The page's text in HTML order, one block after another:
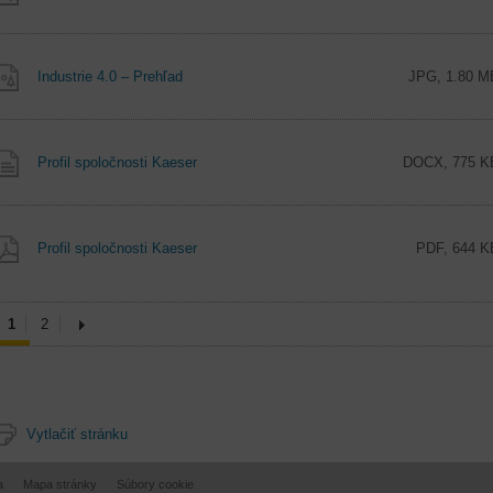
Industrie 4.0 – Prehľad JPG, 1.80
Profil spoločnosti Kaeser DOCX, 775
Profil spoločnosti Kaeser PDF, 644
1 2
Vytlačiť stránku
Mapa stránky Súbory cookie